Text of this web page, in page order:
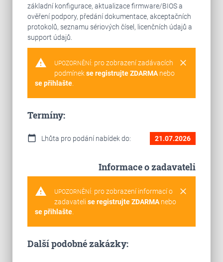
základní konfigurace, aktualizace firmware/BIOS a
ověření podpory, předání dokumentace, akceptačních
protokolů, seznamu sériových čísel, licenčních údajů a
support údajů.
warning clear
UPOZORNĚNÍ: pro zobrazení zadávacích
podmínekse registrujte ZDARMAnebo
se přihlašte.
Termíny:
calendar_today Lhůta pro podání nabídek do: 21.07.2026
Informace o zadavateli
warning clear
UPOZORNĚNÍ: pro zobrazení informací o
zadavateli se registrujte ZDARMAnebo
se přihlašte.
Další podobné zakázky: